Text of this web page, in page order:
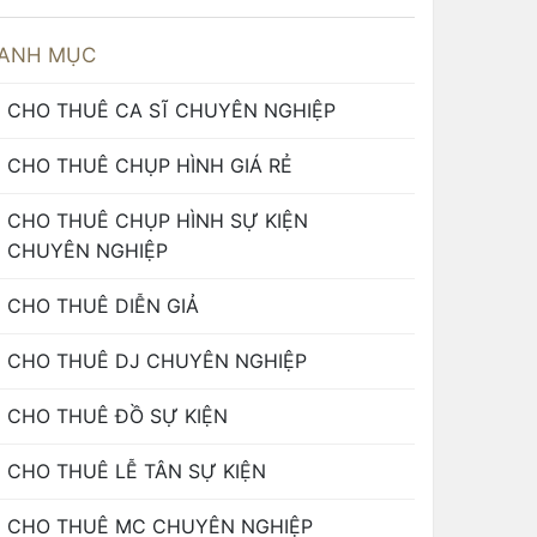
MỤC
CHO THUÊ CA SĨ CHUYÊN NGHIỆP
CHO THUÊ CHỤP HÌNH GIÁ RẺ
CHO THUÊ CHỤP HÌNH SỰ KIỆN
CHUYÊN NGHIỆP
CHO THUÊ DIỄN GIẢ
CHO THUÊ DJ CHUYÊN NGHIỆP
CHO THUÊ ĐỒ SỰ KIỆN
CHO THUÊ LỄ TÂN SỰ KIỆN
CHO THUÊ MC CHUYÊN NGHIỆP